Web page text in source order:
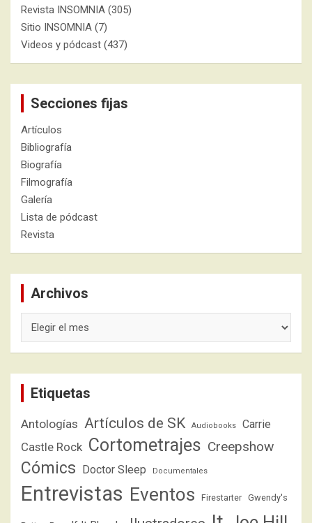
Revista INSOMNIA (305)
Sitio INSOMNIA (7)
Videos y pódcast (437)
Secciones fijas
Artículos
Bibliografía
Biografía
Filmografía
Galería
Lista de pódcast
Revista
Archivos
Etiquetas
Antologías Artículos de SK Audiobooks Carrie
Castle Rock Cortometrajes Creepshow
Cómics Doctor Sleep Documentales
Entrevistas Eventos Firestarter Gwendy's